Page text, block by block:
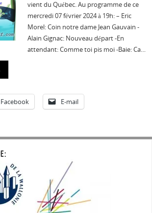
vient du Québec. Au programme de ce
mercredi 07 février 2024 à 19h: – Eric
Morel: Coin notre dame Jean Gauvain -
Alain Gignac: Nouveau départ -En
attendant: Comme toi pis moi -Baie: Ca…
Facebook E-mail